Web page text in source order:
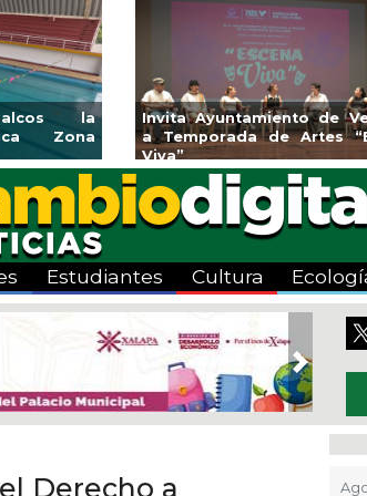
de
Guarniciones y banquetas para la
colonia El Mango en Pánuco
Estudiantes Cultura
Next
Derecho a